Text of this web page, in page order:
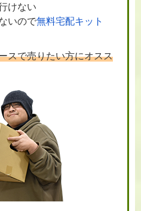
けない
いので無料宅配キット
スで売りたい方にオスス